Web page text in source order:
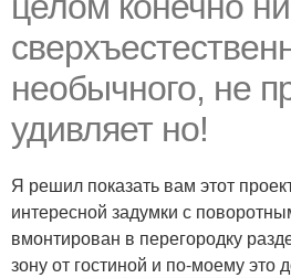
необычного, не
удивляет но!
Я решил показать вам этот
интересной задумки с
вмонтирован в перегородку
зону от гостиной и по-моему это